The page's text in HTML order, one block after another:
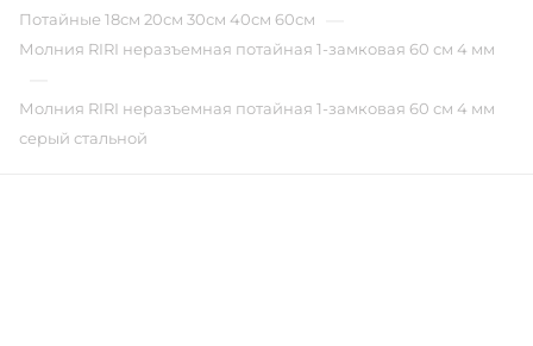
Потайные 18см 20см 30см 40см 60см
Молния RIRI неразъемная потайная 1-замковая 60 см 4 мм
Молния RIRI неразъемная потайная 1-замковая 60 см 4 мм
серый стальной